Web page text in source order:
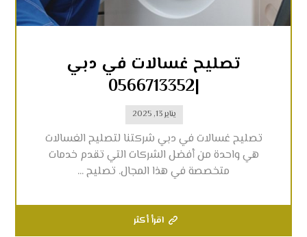
تصليح غسالات في دبي
|0566713352
يناير 13, 2025
تصليح غسالات في دبي شركتنا لتصليح الغسالات
هي واحدة من أفضل الشركات التي تقدم خدمات
متخصصة في هذا المجال. تصليح ...
اقرأ أكثر